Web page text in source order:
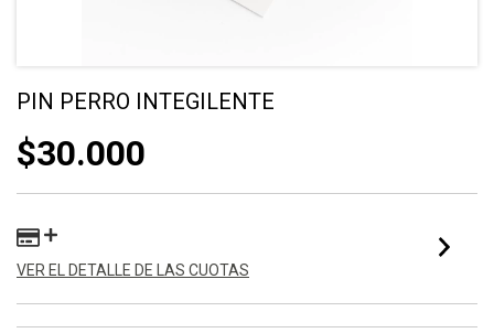
PIN PERRO INTEGILENTE
$30.000
VER EL DETALLE DE LAS CUOTAS